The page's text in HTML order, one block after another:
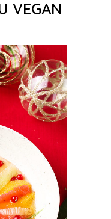
VEGAN